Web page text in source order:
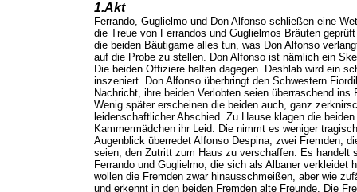
1.Akt
Ferrando, Guglielmo und Don Alfonso schließen eine
die Treue von Ferrandos und Guglielmos Bräuten
die beiden Bäutigame alles tun, was Don Alfonso
auf die Probe zu stellen. Don Alfonso ist nämlich ein
Die beiden Offiziere halten dagegen. Deshlab wird ein
inszeniert. Don Alfonso überbringt den Schwestern
Nachricht, ihre beiden Verlobten seien überraschend ins
Wenig später erscheinen die beiden auch, ganz
leidenschaftlicher Abschied. Zu Hause klagen die
Kammermädchen ihr Leid. Die nimmt es weniger
Augenblick überredet Alfonso Despina, zwei Fremden,
seien, den Zutritt zum Haus zu verschaffen. Es handelt
Ferrando und Guglielmo, die sich als Albaner verkleidet
wollen die Fremden zwar hinausschmeißen, aber wie
und erkennt in den beiden Fremden alte Freunde. Die